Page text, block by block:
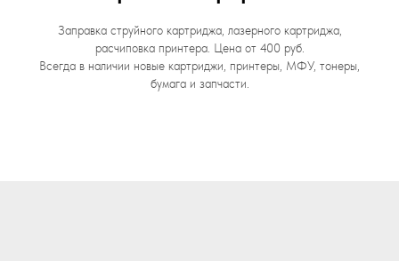
Заправка струйного картриджа, лазерного картриджа,
расчиповка принтера. Цена от 400 руб.
Всегда в наличии новые картриджи, принтеры, МФУ, тонеры,
бумага и запчасти.